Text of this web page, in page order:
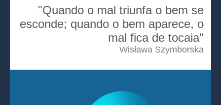
"Quando o mal triunfa o bem se
esconde; quando o bem aparece, o
mal fica de tocaia"
Wisława Szymborska